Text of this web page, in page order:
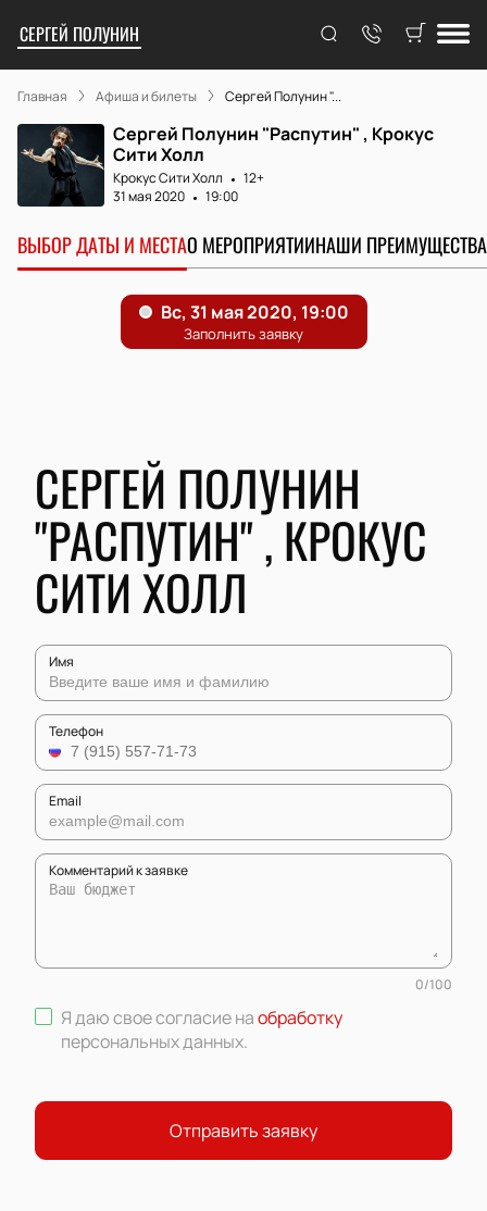
СЕРГЕЙ ПОЛУНИН
Главная Афиша и билеты Сергей Полунин "...
Сергей Полунин "Распутин" , Крокус
Сити Холл
Крокус Сити Холл
12+
31 мая 2020
19:00
ВЫБОР ДАТЫ И МЕСТАО МЕРОПРИЯТИИНАШИ ПРЕИМУЩЕСТВА
СЕРГЕЙ ПОЛУНИН
"РАСПУТИН" , КРОКУС
СИТИ ХОЛЛ
Имя
Телефон
Email
Комментарий к заявке
0/100
Я даю свое согласие наобработку
персональных данных.
Отправить заявку